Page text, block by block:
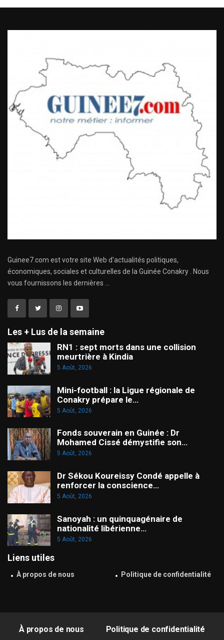
Guinee7.com est votre site Web d'actualités politiques,
économiques, sociales et culturelles de la Guinée Conakry . Nous
vous fournissons les dernières ...
Les + Lus de la semaine
RN1 : sept morts dans une collision
meurtrière à Kindia
5 Août, 2026
Mini-football : la Ligue régionale de
Conakry prépare le…
5 Août, 2026
Fonds souverain en Guinée : Dr
Mohamed Cissé démystifie son…
5 Août, 2026
Dr Sékou Koureissy Condé appelle à
renforcer la conscience…
5 Août, 2026
Sanoyah : un quinquagénaire de
nationalité libérienne…
5 Août, 2026
Liens utiles
À propos de nous Politique de confidentialité
À propos de nous Politique de confidentialité